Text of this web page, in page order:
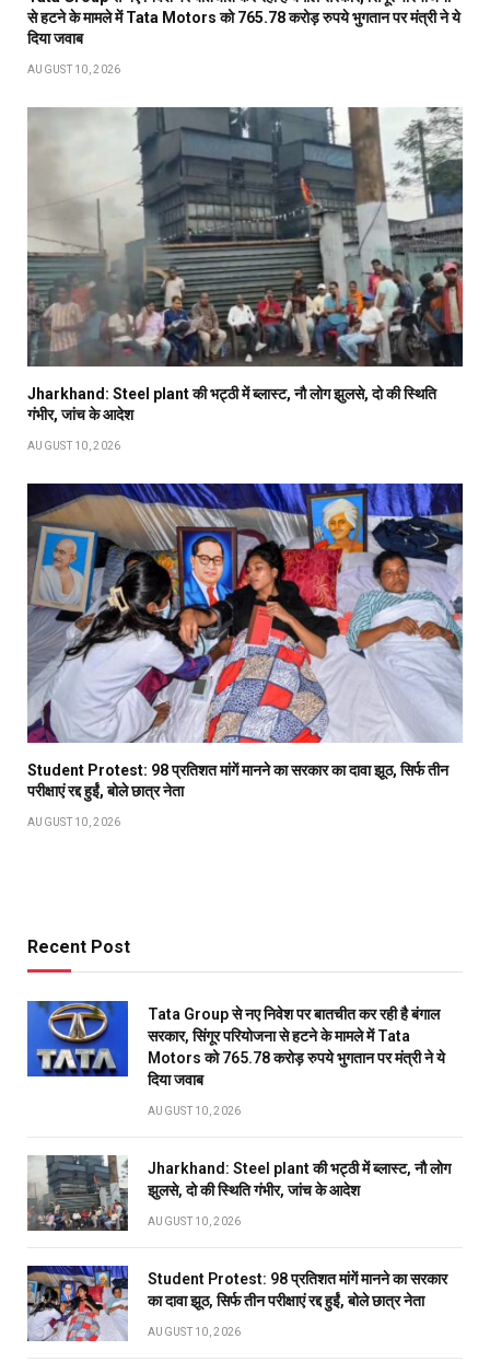
से हटने के मामले में Tata Motors को 765.78 करोड़ रुपये भुगतान पर मंत्री ने ये
दिया जवाब
AUGUST 10, 2026
Jharkhand: Steel plant की भट्ठी में ब्लास्ट, नौ लोग झुलसे, दो की स्थिति
गंभीर, जांच के आदेश
AUGUST 10, 2026
Student Protest: 98 प्रतिशत मांगें मानने का सरकार का दावा झूठ, सिर्फ तीन
परीक्षाएं रद्द हुईं, बोले छात्र नेता
AUGUST 10, 2026
Recent Post
Tata Group से नए निवेश पर बातचीत कर रही है बंगाल
सरकार, सिंगूर परियोजना से हटने के मामले में Tata
Motors को 765.78 करोड़ रुपये भुगतान पर मंत्री ने ये
दिया जवाब
AUGUST 10, 2026
Jharkhand: Steel plant की भट्ठी में ब्लास्ट, नौ लोग
झुलसे, दो की स्थिति गंभीर, जांच के आदेश
AUGUST 10, 2026
Student Protest: 98 प्रतिशत मांगें मानने का सरकार
का दावा झूठ, सिर्फ तीन परीक्षाएं रद्द हुईं, बोले छात्र नेता
AUGUST 10, 2026